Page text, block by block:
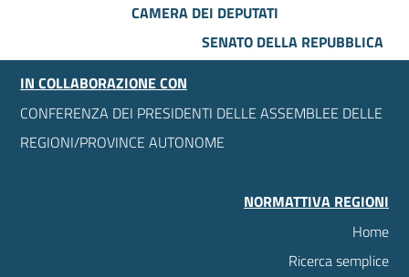
CAMERA DEI DEPUTATI
SENATO DELLA REPUBBLICA
IN COLLABORAZIONE CON
CONFERENZA DEI PRESIDENTI DELLE ASSEMBLEE DELLE
REGIONI/PROVINCE AUTONOME
NORMATTIVA REGIONI
Home
Ricerca semplice